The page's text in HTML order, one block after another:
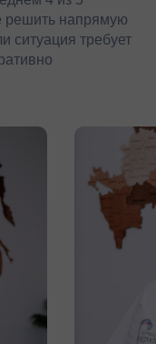
решить напрямую
ситуация требует